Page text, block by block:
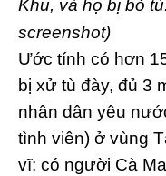
Khu, và họ bị bỏ
screenshot)
Ước tính có hơn
bị xử tù đày, đủ 3
nhân dân yêu
tình viên) ở vùng
vĩ; có người Cà